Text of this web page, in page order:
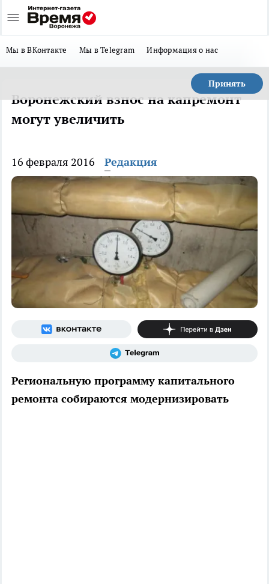
Мы в ВКонтакте Мы в Telegram Информация о нас
Принять
Воронежский взнос на капремонт
могут увеличить
16 февраля 2016 Редакция
Региональную программу капитального
ремонта собираются модернизировать